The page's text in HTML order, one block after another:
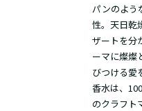
パンのよう
性。天日乾
ザートを分
ーマに燦燦
びつける愛
香水は、
のクラフト